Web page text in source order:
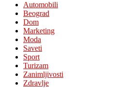
Automobili
Beograd
Dom
Marketing
Moda
Saveti
Sport
Turizam
Zanimljivosti
Zdravlje